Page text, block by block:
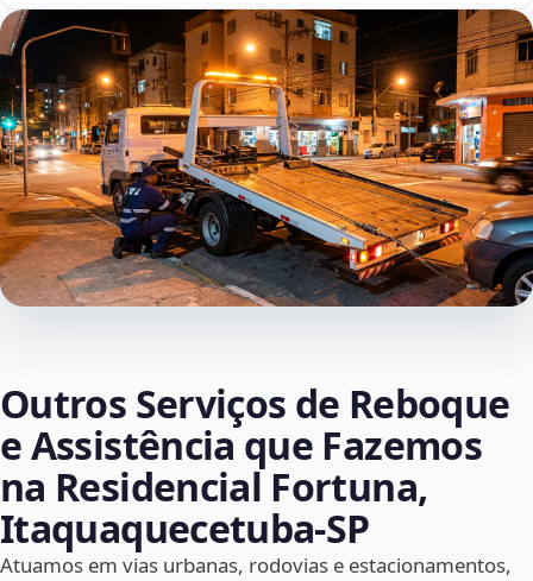
Outros Serviços de Reboque
e Assistência que Fazemos
na Residencial Fortuna,
Itaquaquecetuba‑SP
Atuamos em vias urbanas, rodovias e estacionamentos,